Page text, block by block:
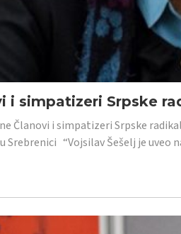
i simpatizeri Srpske
Članovi i simpatizeri Srpske
Srebrenici “Vojsilav Šešelj je uveo